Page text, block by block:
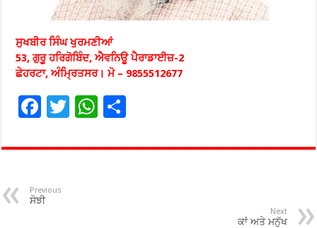
ਸੁਖਬੀਰ ਸਿੰਘ ਖੁਰਮਣੀਆਂ
53, ਗੁਰੂ ਹਰਿਗੋਬਿੰਦ, ਐਵਨਿਊ ਪੈਰਾਡਾਈਜ਼-2
ਛੇਹਰਟਾ, ਅੰਮ੍ਰਿਤਸਰ। ਮੋ – 9855512677
F
e
o
T
tt
W
at ar
Previous
ਸੋਝੀ
Next
ਕਾਂ ਅਤੇ ਮਨੁੱਖ